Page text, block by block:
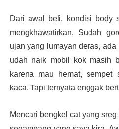
Dari awal beli, kondisi body
mengkhawatirkan. Sudah
ujan yang lumayan deras,
udah naik mobil kok masih
karena mau hemat, sempet
kaca. Tapi ternyata enggak
Mencari bengkel cat yang